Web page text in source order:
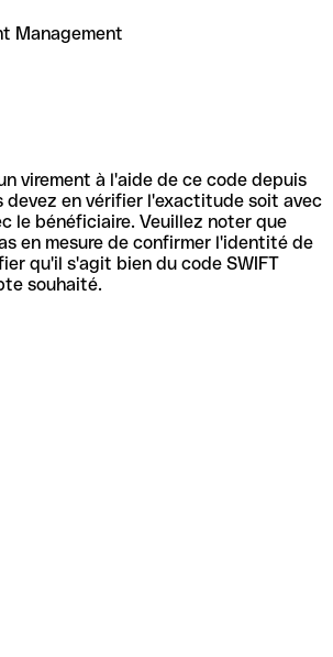
Management
virement à l'aide de ce code depuis
devez en vérifier l'exactitude soit avec
le bénéficiaire. Veuillez noter que
en mesure de confirmer l'identité de
qu'il s'agit bien du code SWIFT
souhaité.